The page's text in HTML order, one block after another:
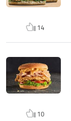
14
10